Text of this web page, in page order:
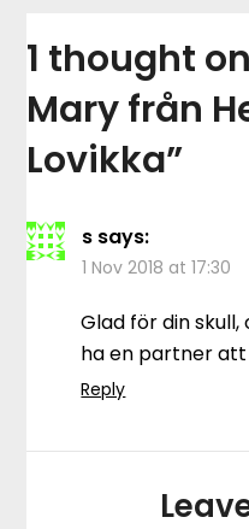
1 thought
Mary från
Lovikka”
s says:
1 Nov 2018 at 17:30
Glad för din
ha en partner
Reply